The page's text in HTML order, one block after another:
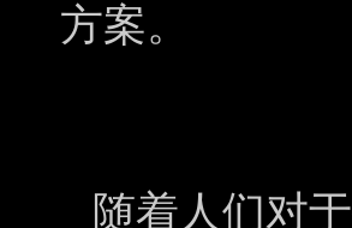
方案。
随着人们对